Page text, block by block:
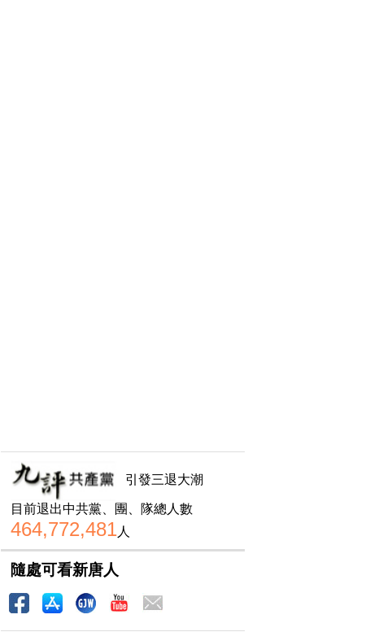
引發三退大潮
目前退出中共黨、團、隊總人數
464,772,481人
隨處可看新唐人